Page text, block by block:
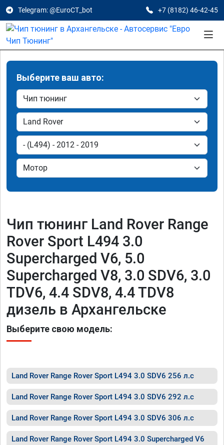
Telegram: @EuroCT_bot +7 (8182) 46-42-45
Выберите ваш авто:
Чип тюнинг Land Rover Range
Rover Sport L494 3.0
Supercharged V6, 5.0
Supercharged V8, 3.0 SDV6, 3.0
TDV6, 4.4 SDV8, 4.4 TDV8
дизель в Архангельске
Выберите свою модель:
Land Rover Range Rover Sport L494 3.0 SDV6 256 л.с
Land Rover Range Rover Sport L494 3.0 SDV6 292 л.с
Land Rover Range Rover Sport L494 3.0 SDV6 306 л.с
Land Rover Range Rover Sport L494 3.0 Supercharged V6